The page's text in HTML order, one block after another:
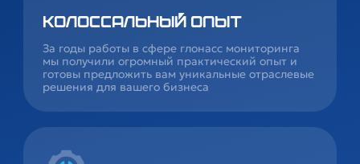
Колоссальный опыт
За годы работы в сфере глонасс мониторинга
мы получили огромный практический опыт и
готовы предложить вам уникальные отраслевые
решения для вашего бизнеса